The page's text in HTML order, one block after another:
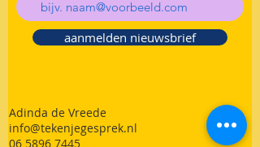
aanmelden nieuwsbrief
Adinda de Vreede
info@tekenjegesprek.nl
06 5896 7445